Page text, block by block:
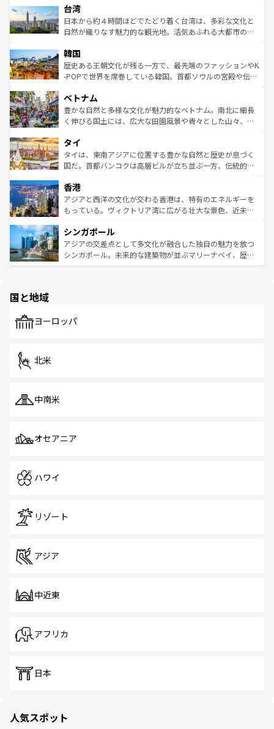
情報は
人々、おいしいローカルフードやハワイアンミュージッ
ク、伝統的なフラダンスなど、すべてがハワイの魅力を彩
っている。訪れるたびに新しい発見と感動が待っているハ
はコンテンツ一覧
リアリーフや大陸中央部にそびえるウルル（エアーズロッ
ク）、タスマニアの美しい原生林やケアンズの熱帯雨林な
ど、見どころがたくさん。また、カフェやワイン、オージ
いる。アクティビティも充実しており、サーフィンやダイ
ビング、ハイキングなど、アウトドア好きにはたまらな
い。オーストラリアの多彩な魅力を存分に味わいつくそ
参照してほしい。
台湾
日本から約４時間ほどでたどり着く台湾は、多彩な文化と
自然が織りなす魅力的な観光地。活気あふれる大都市の台
ン）、静ひつな山岳地帯である台湾東部など、都市の喧騒
と山間の静けさが共存しており、訪れる人に新しい発見と
驚きをもたらしてくれる。また、奥深い台湾の食文化も魅
容にもいいと評判のスイーツなど、バラエティ豊かな料理
が味わえる。 なお、新着の台湾情報は コンテンツ一覧を参
照してほしい。
韓国
歴史ある王朝文化が残る一方で、最先端のファッションやK
-POPで世界を席巻している韓国。首都ソウルの宮殿や伝統
き、地方に足を延ばせば四季折々の自然美を楽しむことが
できる。そして、キムチや焼肉、絶品のストリートフード
まで、さまざまな韓国料理が待っている。夜には、韓国な
リティに包まれながら、韓国の多彩な魅力を心ゆくまで味
わってみてほしい。 なお、新着の韓国情報はコンテンツ一
覧を参照してほしい。
ベトナム
豊かな自然と多様な文化が魅力的なベトナム。南北に細長
く伸びる国土には、広大な田園風景や青々とした山々、世
急速な発展と共に伝統が息づく。ハノイの古い町並みやホ
ーチミン市のフランス統治時代の建物も、独特の雰囲気を
醸し出している。また、バラエティの豊かさとおいしさで
とつ。フォーやバインミー、ベトナムコーヒーなどは、ぜ
ひ現地で味わいたい。どの地域を訪れてもあたたかい人々
が旅行者を迎えてくれるので、きっと忘れられない旅にな
参照してほしい。
タイ
タイは、東南アジアに位置する豊かな自然と歴史が息づく
国だ。首都バンコクは高層ビルが立ち並ぶ一方、伝統的な
の活気が交差している。北部ではチェンマイなどの山岳地
帯で自然と触れ合い、南部ではプーケットやクラビの美し
いビーチでリゾート気分を楽しむことができる。タイ料理
激する。気候は一年中温暖で、どの季節にも異なる楽しみ
が待っている。親しみやすいタイの人々、仏教を中心とし
た文化、そして多様な観光資源が、訪れる旅人を魅了し続
香港
アジアと西洋の文化が交わる香港は、特有のエネルギーを
もっている。ヴィクトリア湾に広がる壮大な景色、近未来
み、どこを訪れても感動するはず。観光スポットが密集し
ており、効率よく見どころを回れるのも魅力。息をのむよ
うな絶景から文化的な体験まで、香港を存分に楽しみ尽く
シンガポール
アジアの交差点として多文化が融合した独自の魅力を放つ
シンガポール。未来的な建築物が並ぶマリーナベイ、歴史
で、ホーカーズは地元の風情を楽しめる外せないスポット
国と地域
ヨーロッパ
北米
中南米
オセアニア
ハワイ
リゾート
アジア
中近東
アフリカ
日本
人気スポット